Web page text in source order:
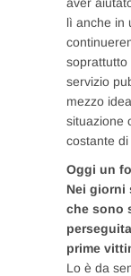
lì anche in
soprattutto
servizio
mezzo
situazione
costante
Oggi un
Nei giorni
che sono
prime
Lo è da